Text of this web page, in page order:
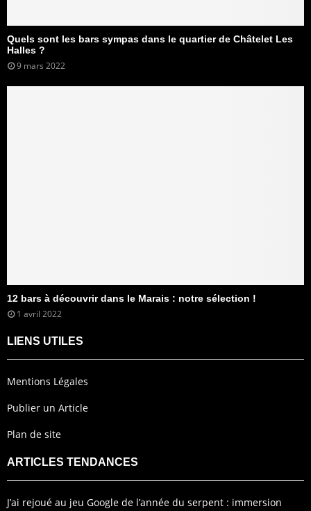
Quels sont les bars sympas dans le quartier de Châtelet Les
Halles ?
9 mars 2022
12 bars à découvrir dans le Marais : notre sélection !
1 avril 2022
LIENS UTILES
Mentions Légales
Publier un Article
Plan de site
ARTICLES TENDANCES
J’ai rejoué au jeu Google de l’année du serpent : immersion